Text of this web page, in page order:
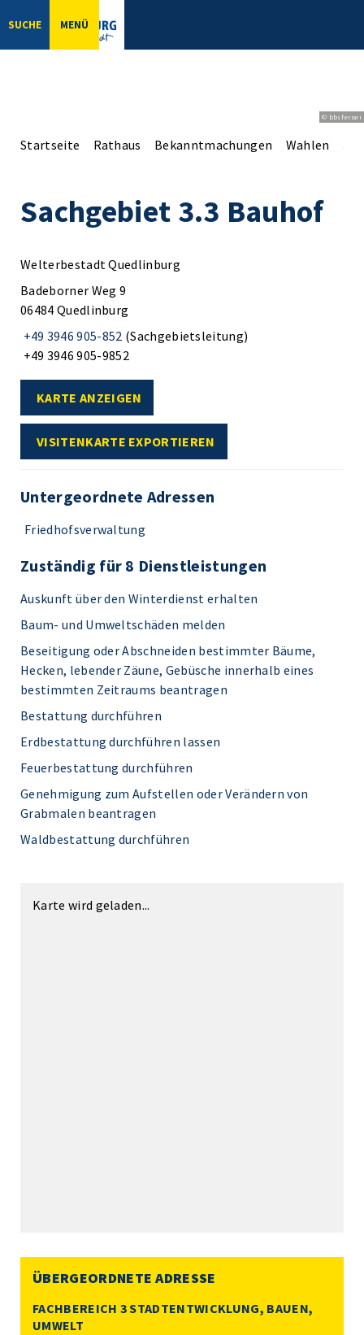
SUCHE MENÜ
© bbsferrari
Startseite Rathaus Bekanntmachungen Wahlen
Sachgebiet 3.3 Bauhof
Welterbestadt Quedlinburg
Badeborner Weg 9
06484 Quedlinburg
+49 3946 905-852 (Sachgebietsleitung)
+49 3946 905-9852
KARTE ANZEIGEN
VISITENKARTE EXPORTIEREN
Untergeordnete Adressen
Friedhofsverwaltung
Zuständig für 8 Dienstleistungen
Auskunft über den Winterdienst erhalten
Baum- und Umweltschäden melden
Beseitigung oder Abschneiden bestimmter Bäume,
Hecken, lebender Zäune, Gebüsche innerhalb eines
bestimmten Zeitraums beantragen
Bestattung durchführen
Erdbestattung durchführen lassen
Feuerbestattung durchführen
Genehmigung zum Aufstellen oder Verändern von
Grabmalen beantragen
Waldbestattung durchführen
Karte wird geladen...
ÜBERGEORDNETE ADRESSE
FACHBEREICH 3 STADTENTWICKLUNG, BAUEN,
UMWELT